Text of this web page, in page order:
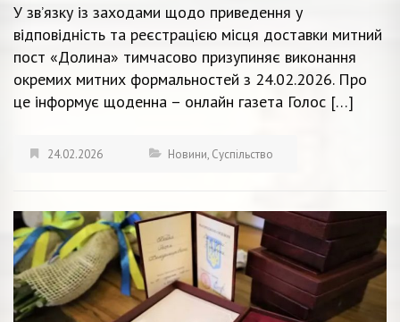
У зв’язку із заходами щодо приведення у
відповідність та реєстрацією місця доставки митний
пост «Долина» тимчасово призупиняє виконання
окремих митних формальностей з 24.02.2026. Про
це інформує щоденна – онлайн газета Голос […]
24.02.2026 Новини, Суспільство